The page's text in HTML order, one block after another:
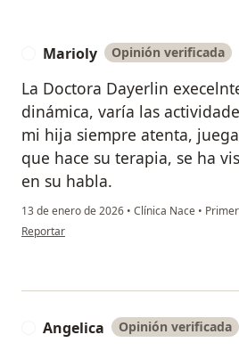
Marioly Opinión verificada
La Doctora Dayerlin
dinámica, varía las
mi hija siempre atenta,
que hace su terapia, se ha
en su habla.
13 de enero de 2026 • Clínica Nace •
en opinión del usuario Marioly
Reportar
Angelica Opinión verificada